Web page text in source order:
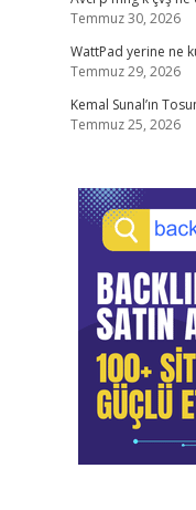
Temmuz 30, 2026
WattPad yerine ne
Temmuz 29, 2026
Kemal Sunal’ın
Temmuz 25, 2026